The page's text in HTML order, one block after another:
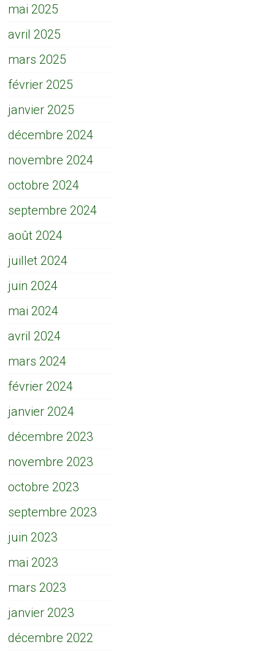
mai 2025
avril 2025
mars 2025
février 2025
janvier 2025
décembre 2024
novembre 2024
octobre 2024
septembre 2024
août 2024
juillet 2024
juin 2024
mai 2024
avril 2024
mars 2024
février 2024
janvier 2024
décembre 2023
novembre 2023
octobre 2023
septembre 2023
juin 2023
mai 2023
mars 2023
janvier 2023
décembre 2022